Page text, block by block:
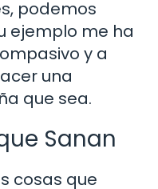
podemos
ejemplo me ha
y a
una
que sea.
Sanan
cosas que